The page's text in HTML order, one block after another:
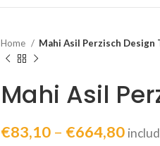
Home Mahi Asil Perzisch Design
Mahi Asil
€83,10 – €664,80